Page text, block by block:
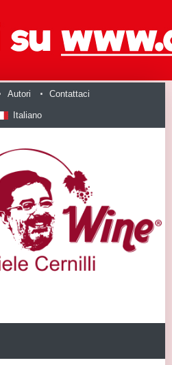
Autori Contattaci
Italiano